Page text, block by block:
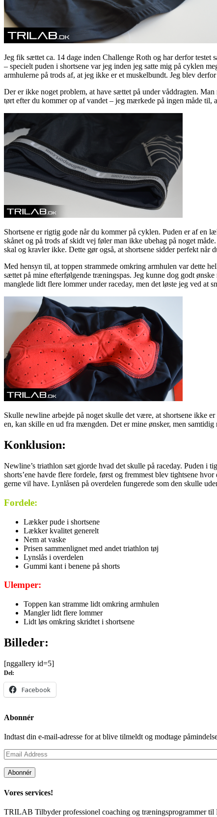
Jeg fik sættet ca. 14 dage inden Challenge Roth og har derfor
– specielt puden i shortsene var jeg inden jeg satte mig på cyklen
armhulerne på trods af, at jeg ikke er et muskelbundt. Jeg blev
Der er ikke noget problem, at have sættet på under våddragten.
tørt efter du kommer op af vandet – jeg mærkede på ingen måde til,
Shortsene er rigtig gode når du kommer på cyklen. Puden er af en
skånet og på trods af skidt vej føler man ikke ubehag på noget
skal og kravler ikke. Dette gør også, at shortsene sidder perfekt når
Med hensyn til, at toppen strammede omkring armhulen var dette
sættet på mine efterfølgende træningspas. Jeg kunne dog godt
manglede lidt flere lommer under raceday, men det løste jeg ved at
Skulle newline arbejde på noget skulle det være, at shortsene ikke
en, kan skille en ud fra mængden. Det er mine ønsker, men
Konklusion:
Newline’s triathlon sæt gjorde hvad det skulle på raceday. Puden i
shorts’ene havde flere fordele, først og fremmest blev tightsene
gerne vil have. Lynlåsen på overdelen fungerede som den skulle
Fordele:
Lækker pude i shortsene
Lækker kvalitet generelt
Nem at vaske
Prisen sammenlignet med andet triathlon tøj
Lynslås i overdelen
Gummi kant i benene på shorts
Ulemper:
Toppen kan stramme lidt omkring armhulen
Mangler lidt flere lommer
Lidt løs omkring skridtet i shortsene
Billeder:
[nggallery id=5]
Del:
Facebook
Abonnér
Indtast din e-mail-adresse for at blive tilmeldt og modtage
Email
Address
Abonnér
Vores services!
TRILAB Tilbyder professionel coaching og træningsprogrammer